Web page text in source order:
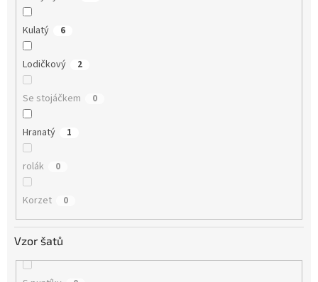
Kulatý 6
Lodičkový 2
Se stojáčkem 0
Hranatý 1
rolák 0
Korzet 0
Vzor šatů